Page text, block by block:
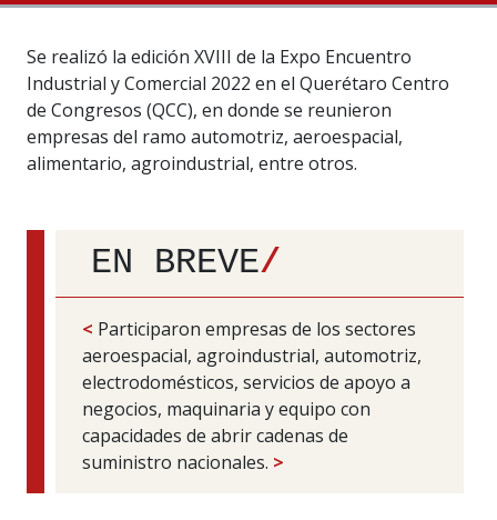
Se realizó la edición XVIII de la Expo Encuentro
Industrial y Comercial 2022 en el Querétaro Centro
de Congresos (QCC), en donde se reunieron
empresas del ramo automotriz, aeroespacial,
alimentario, agroindustrial, entre otros.
EN BREVE/
< Participaron empresas de los sectores
aeroespacial, agroindustrial, automotriz,
electrodomésticos, servicios de apoyo a
negocios, maquinaria y equipo con
capacidades de abrir cadenas de
suministro nacionales. >